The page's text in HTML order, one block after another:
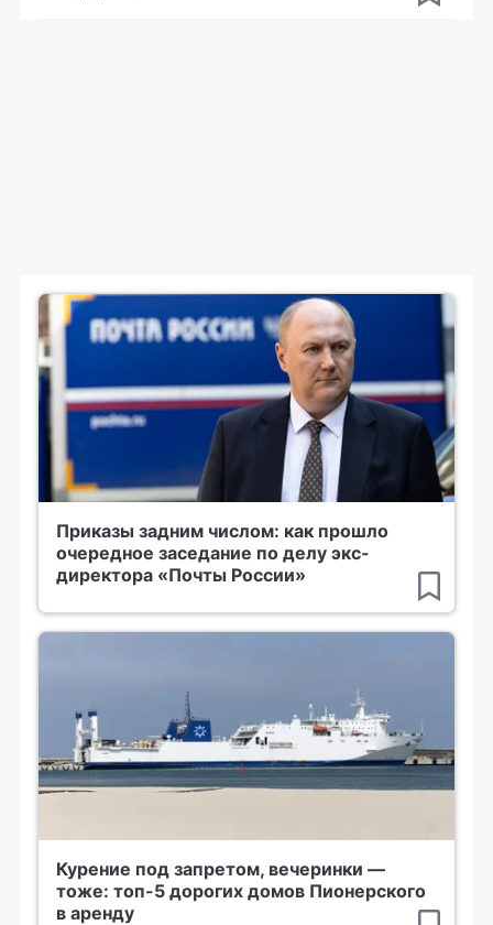
Приказы задним числом: как прошло
очередное заседание по делу экс-
директора «Почты России»
Курение под запретом, вечеринки —
тоже: топ-5 дорогих домов Пионерского
в аренду